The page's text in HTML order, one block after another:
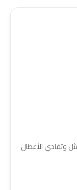
وتفادي الأعطال